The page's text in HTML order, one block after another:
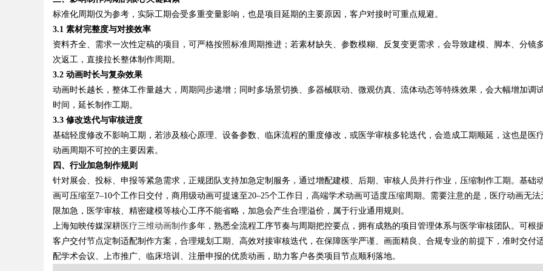
标准化周期仅为参考，实际工期会受多重变量影响，也是项目延期的主要原因，客户对接时可重点规避。
3.1 素材完整度与对接效率
资料齐全、需求一次性定稿的项目，可严格按照标准周期推进；若素材缺失、参数模糊、反复变更需求，会导致建模、脚本、分镜
次返工，直接拉长整体制作周期。
3.2 动画时长与复杂效果
动画时长越长，整体工作量越大，周期同步递增；同时多场景切换、多器械联动、微观仿真、流体动态等特殊效果，会大幅增加调
时间，延长制作工期。
3.3 修改迭代与审核进度
基础轻度修改不影响工期，若涉及核心原理、设备参数、临床流程的重度修改，或医学审核多轮迭代，会造成工期顺延，这也是医
动画周期不可控的主要因素。
四、行业加急制作规则
针对展会、投标、申报等紧急需求，正规团队支持加急定制服务，通过增配建模、后期、审核人员并行作业，压缩制作工期。基础
画可压缩至7–10个工作日交付，商用级动画可提速至20–25个工作日，高端学术动画可适度压缩周期。需要注意的是，医疗动画无法
限加急，医学审核、精密建模等核心工序不能省略，加急会产生合理溢价，属于行业通用规则。
上海知映传媒深耕 医疗三维动画制作多年，熟悉全流程工序节奏与周期把控要点，拥有成熟的项目管理体系与医学审核团队。可根
客户交付节点定制适配制作方案，合理规划工期、高效对接审核迭代，在保障医学严谨、画面精良、合规专业的前提下，准时交付
配学术会议、上市推广、临床培训、注册申报的优质动画，助力客户各类项目节点顺利落地。